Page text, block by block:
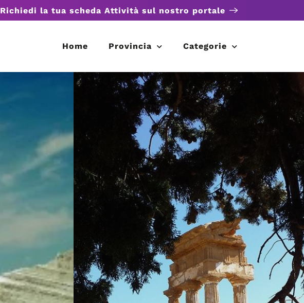
Richiedi la tua scheda Attività sul nostro portale
Home Provincia Categorie